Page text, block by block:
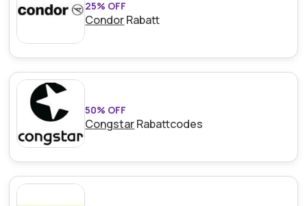
Mindestkaufbetrag:Kein Mindestwert
erforderlich
Berechtigung:Für alle Kunden
Art des Angebots:
Kumulierbar: Nicht mit anderen Aktionen
kombinierbar.
in den Bedingungen auf der Website des Händlers.
25% OFF
CondorRabatt
50% OFF
CongstarRabattcodes